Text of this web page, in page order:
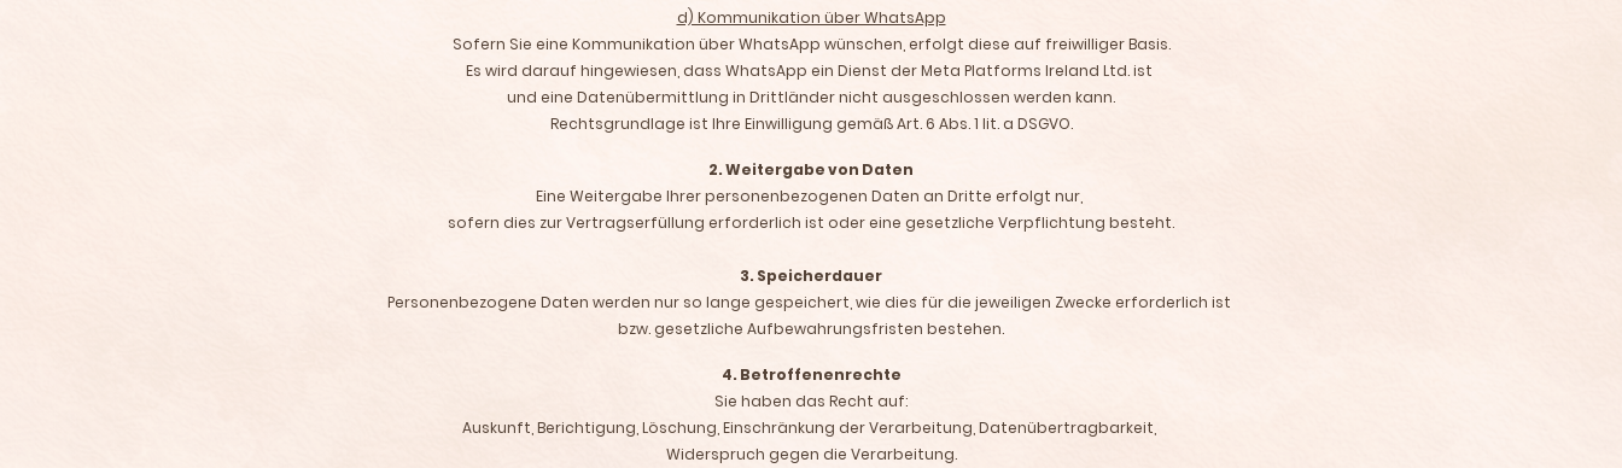
d) Kommunikation über WhatsApp
Sofern Sie eine Kommunikation über WhatsApp wünschen, erfolgt diese auf freiwilliger Basis.
Es wird darauf hingewiesen, dass WhatsApp ein Dienst der Meta Platforms Ireland Ltd. ist
und eine Datenübermittlung in Drittländer nicht ausgeschlossen werden kann.
Rechtsgrundlage ist Ihre Einwilligung gemäß Art. 6 Abs. 1 lit. a DSGVO.
2. Weitergabe von Daten
Eine Weitergabe Ihrer personenbezogenen Daten an Dritte erfolgt nur,
sofern dies zur Vertragserfüllung erforderlich ist oder eine gesetzliche Verpflichtung besteht.
3. Speicherdauer
Personenbezogene Daten werden nur so lange gespeichert, wie dies für die jeweiligen Zwecke erforderlich ist
bzw. gesetzliche Aufbewahrungsfristen bestehen.
4. Betroffenenrechte
Sie haben das Recht auf:
Auskunft, Berichtigung, Löschung, Einschränkung der Verarbeitung, Datenübertragbarkeit,
Widerspruch gegen die Verarbeitung.